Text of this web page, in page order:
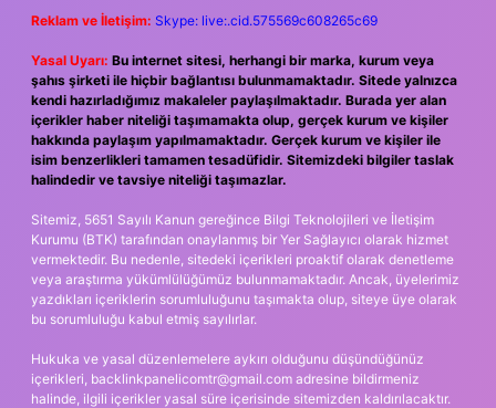
Reklam ve İletişim: Skype: live:.cid.575569c608265c69
Yasal Uyarı: Bu internet sitesi, herhangi bir marka, kurum veya
şahıs şirketi ile hiçbir bağlantısı bulunmamaktadır. Sitede yalnızca
kendi hazırladığımız makaleler paylaşılmaktadır. Burada yer alan
içerikler haber niteliği taşımamakta olup, gerçek kurum ve kişiler
hakkında paylaşım yapılmamaktadır. Gerçek kurum ve kişiler ile
isim benzerlikleri tamamen tesadüfidir. Sitemizdeki bilgiler taslak
halindedir ve tavsiye niteliği taşımazlar.
Sitemiz, 5651 Sayılı Kanun gereğince Bilgi Teknolojileri ve İletişim
Kurumu (BTK) tarafından onaylanmış bir Yer Sağlayıcı olarak hizmet
vermektedir. Bu nedenle, sitedeki içerikleri proaktif olarak denetleme
veya araştırma yükümlülüğümüz bulunmamaktadır. Ancak, üyelerimiz
yazdıkları içeriklerin sorumluluğunu taşımakta olup, siteye üye olarak
bu sorumluluğu kabul etmiş sayılırlar.
Hukuka ve yasal düzenlemelere aykırı olduğunu düşündüğünüz
içerikleri, backlinkpanelicomtr@gmail.com adresine bildirmeniz
halinde, ilgili içerikler yasal süre içerisinde sitemizden kaldırılacaktır.